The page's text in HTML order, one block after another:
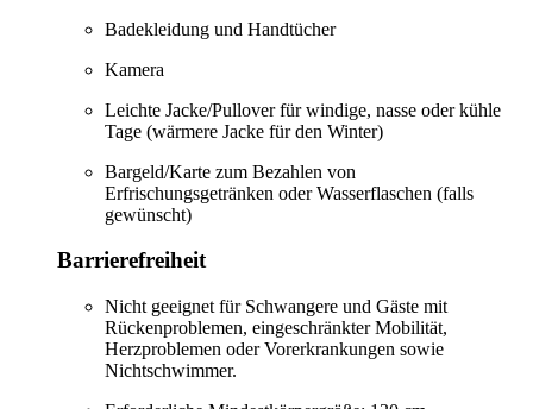
Badekleidung und Handtücher
Kamera
Leichte Jacke/Pullover für windige, nasse oder kühle
Tage (wärmere Jacke für den Winter)
Bargeld/Karte zum Bezahlen von
Erfrischungsgetränken oder Wasserflaschen (falls
gewünscht)
Barrierefreiheit
Nicht geeignet für Schwangere und Gäste mit
Rückenproblemen, eingeschränkter Mobilität,
Herzproblemen oder Vorerkrankungen sowie
Nichtschwimmer.